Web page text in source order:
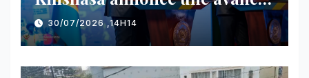
majeure et maintient sa ligne
face au Rwanda
30/07/2026 ,14H14